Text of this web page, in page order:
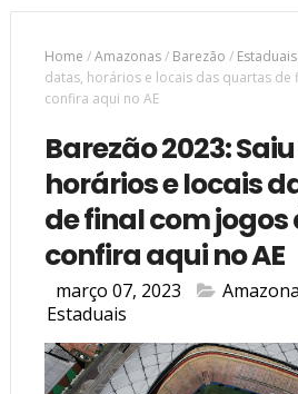
Home /Amazonas/ Barezão / Estaduais
datas, horários e locais das quartas de
confira aqui no AE
Barezão 2023:
horários e locais
de final com jogos
confira aqui no AE
março 07, 2023
Estaduais